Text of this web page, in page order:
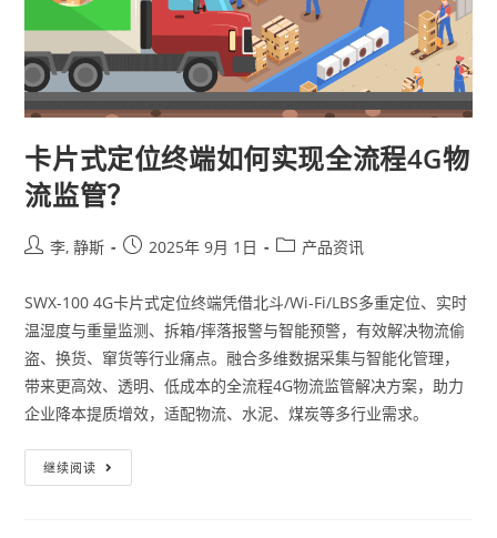
卡片式定位终端如何实现全流程4G物
流监管？
李, 静斯 2025年 9月 1日 产品资讯
SWX-100 4G卡片式定位终端凭借北斗/Wi-Fi/LBS多重定位、实时
温湿度与重量监测、拆箱/摔落报警与智能预警，有效解决物流偷
盗、换货、窜货等行业痛点。融合多维数据采集与智能化管理，
带来更高效、透明、低成本的全流程4G物流监管解决方案，助力
企业降本提质增效，适配物流、水泥、煤炭等多行业需求。
继续阅读